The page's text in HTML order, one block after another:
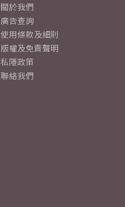
關於我們
廣告查詢
使用條款及細則
版權及免責聲明
私隱政策
聯絡我們